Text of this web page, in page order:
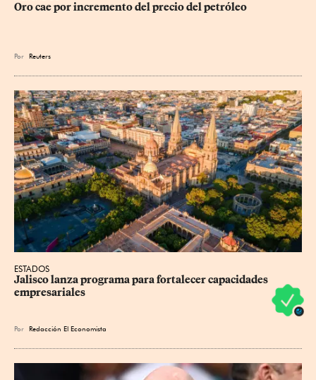
Oro cae por incremento del precio del petróleo
Por Reuters
ESTADOS
Jalisco lanza programa para fortalecer capacidades
empresariales
Por Redacción El Economista